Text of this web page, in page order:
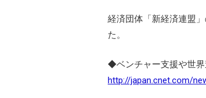
経済団体「新経済連盟
た。
◆ベンチャー支援や世界
http://japan.cnet.com/